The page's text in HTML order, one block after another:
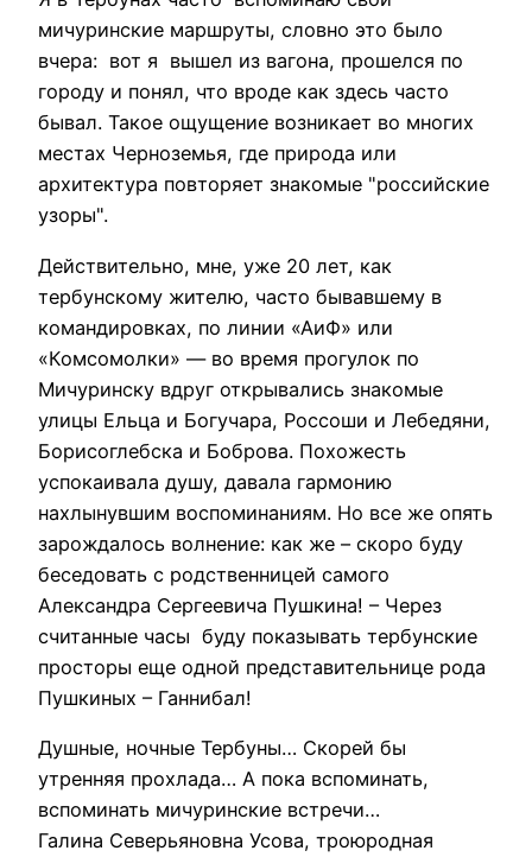
мичуринские маршруты, словно это было
вчера: вот я вышел из вагона, прошелся по
городу и понял, что вроде как здесь часто
бывал. Такое ощущение возникает во многих
местах Черноземья, где природа или
архитектура повторяет знакомые "российские
узоры".
Действительно, мне, уже 20 лет, как
тербунскому жителю, часто бывавшему в
командировках, по линии «АиФ» или
«Комсомолки» — во время прогулок по
Мичуринску вдруг открывались знакомые
улицы Ельца и Богучара, Россоши и Лебедяни,
Борисоглебска и Боброва. Похожесть
успокаивала душу, давала гармонию
нахлынувшим воспоминаниям. Но все же опять
зарождалось волнение: как же – скоро буду
беседовать с родственницей самого
Александра Сергеевича Пушкина! – Через
считанные часы буду показывать тербунские
просторы еще одной представительнице рода
Пушкиных – Ганнибал!
Душные, ночные Тербуны… Скорей бы
утренняя прохлада… А пока вспоминать,
вспоминать мичуринские встречи…
Галина Северьяновна Усова, троюродная